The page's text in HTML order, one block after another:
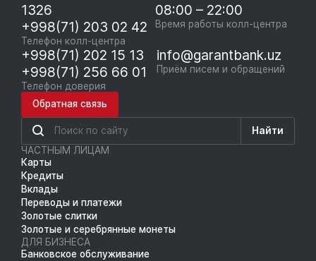
1326
+998(71) 203 02 42
Телефон колл-центра
08:00 – 22:00
Время работы колл-центра
+998(71) 202 15 13
+998(71) 256 66 01
Телефон доверия
info@garantbank.uz
Приём писем и обращений
Обратная связь
Найти
ЧАСТНЫМ ЛИЦАМ
Карты
Кредиты
Вклады
Переводы и платежи
Золотые слитки
Золотые и серебрянные монеты
ДЛЯ БИЗНЕСА
Банковское обслуживание